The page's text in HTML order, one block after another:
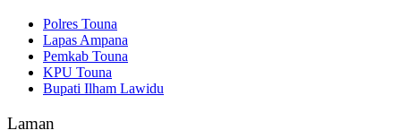
Polres Touna
Lapas Ampana
Pemkab Touna
KPU Touna
Bupati Ilham Lawidu
Laman